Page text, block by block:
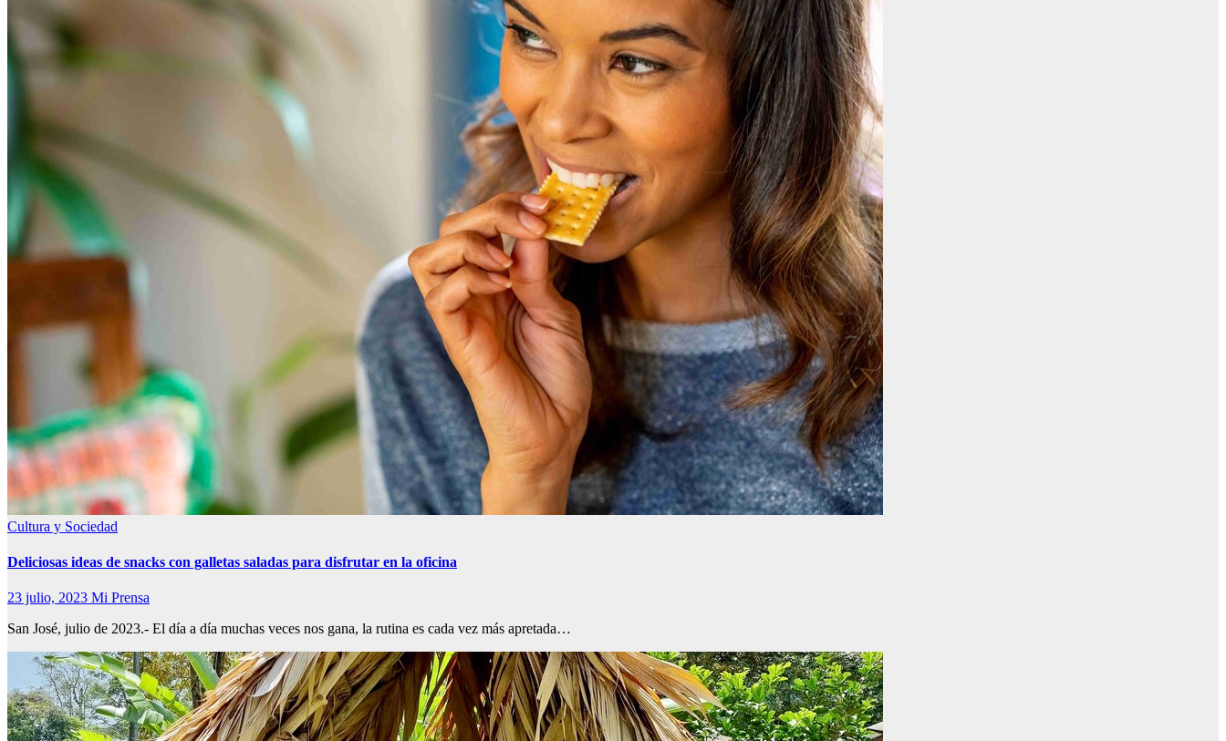
Cultura y Sociedad
Deliciosas ideas de snacks con galletas saladas para disfrutar en la oficina
23 julio, 2023 Mi Prensa
San José, julio de 2023.- El día a día muchas veces nos gana, la rutina es cada vez más apretada…